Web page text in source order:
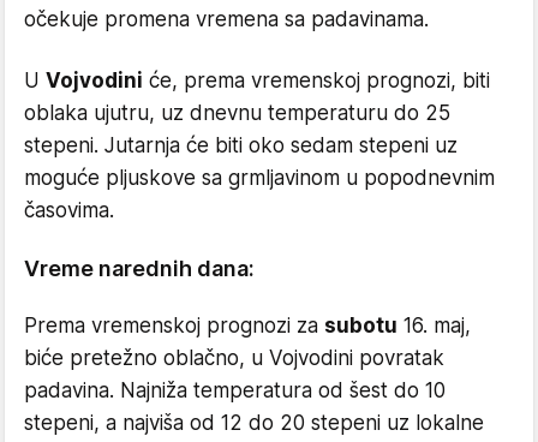
očekuje promena vremena sa padavinama.
U Vojvodini će, prema vremenskoj prognozi, biti
oblaka ujutru, uz dnevnu temperaturu do 25
stepeni. Jutarnja će biti oko sedam stepeni uz
moguće pljuskove sa grmljavinom u popodnevnim
časovima.
Vreme narednih dana:
Prema vremenskoj prognozi za subotu 16. maj,
biće pretežno oblačno, u Vojvodini povratak
padavina. Najniža temperatura od šest do 10
stepeni, a najviša od 12 do 20 stepeni uz lokalne